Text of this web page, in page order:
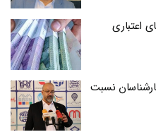
اعتباری
نسبت